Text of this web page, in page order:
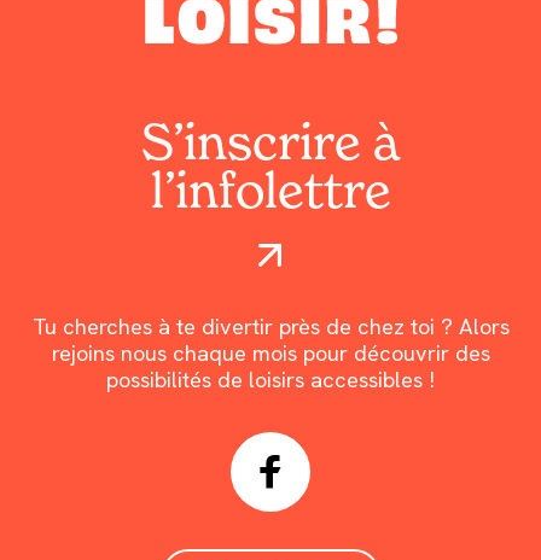
S’inscrire à
l’infolettre
Tu cherches à te divertir près de chez toi ? Alors
rejoins nous chaque mois pour découvrir des
possibilités de loisirs accessibles !